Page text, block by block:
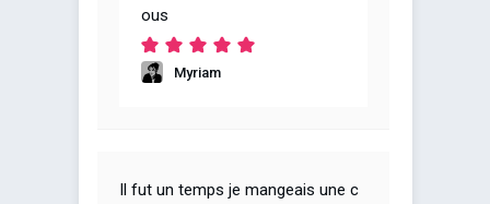
ous
Myriam
Il fut un temps je mangeais une c